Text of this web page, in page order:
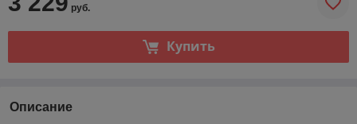
руб.
Купить
Описание